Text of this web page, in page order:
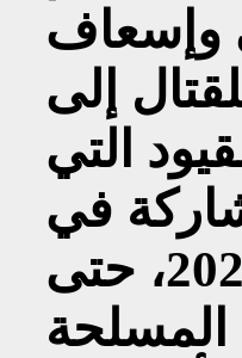
وإسعاف
إلى
التي
في
الأدوار القتالية في 2022، حتى